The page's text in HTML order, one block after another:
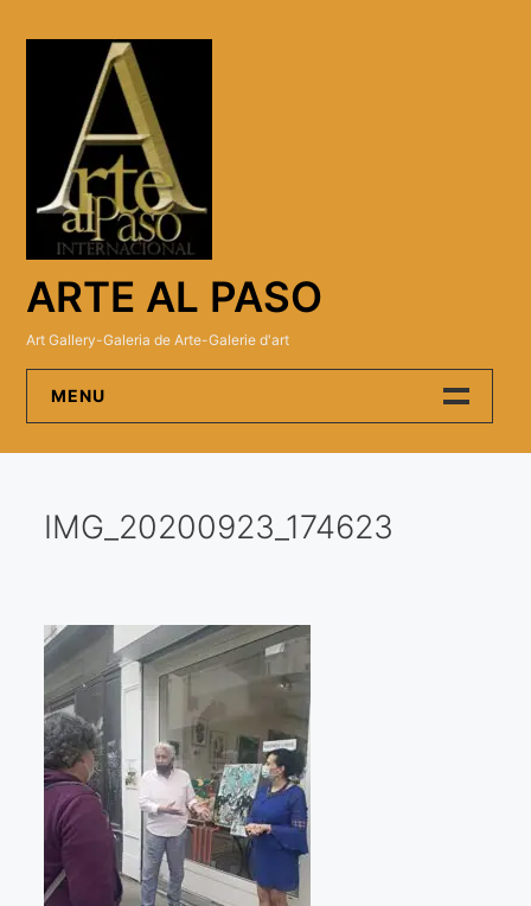
ARTE AL PASO
Art Gallery-Galeria de Arte-Galerie d'art
MENU
Artistas
Visitas a los ateliers o talleres de artistas
Presse
Qué dicen de nosotros?
Aviso legal
Política de cookies
Expositions
IMG_20200923_174623